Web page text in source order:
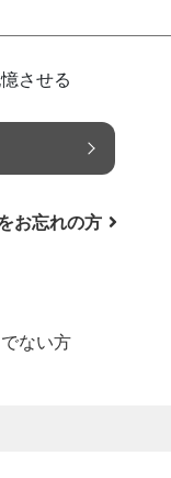
させる
お忘れの方
ない方